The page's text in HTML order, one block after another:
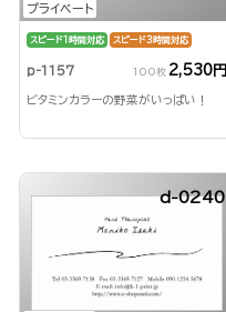
プライベート
スピード1時間対応 スピード3時間対応
p-1157 100枚 2,530円
ビタミンカラーの野菜がいっぱい！
d-0240